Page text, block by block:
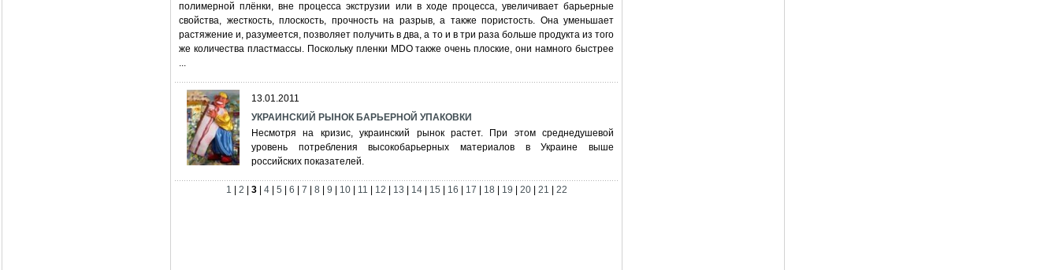
полимерной плёнки, вне процесса экструзии или в ходе процесса, увеличивает барьерные
свойства, жесткость, плоскость, прочность на разрыв, а также пористость. Она уменьшает
растяжение и, разумеется, позволяет получить в два, а то и в три раза больше продукта из того
же количества пластмассы. Поскольку пленки MDO также очень плоские, они намного быстрее
...
13.01.2011
УКРАИНСКИЙ РЫНОК БАРЬЕРНОЙ УПАКОВКИ
Несмотря на кризис, украинский рынок растет. При этом среднедушевой
уровень потребления высокобарьерных материалов в Украине выше
российских показателей.
1 2 3| 4| 5 6 7 8 9 10| 11 12 13 14| 15 16 17 18 19 20| 21 22